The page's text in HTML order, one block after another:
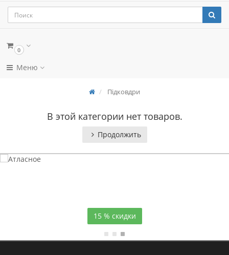
0
Меню
Пiдковдри
В этой категории нет товаров.
Продолжить
15 % скидки